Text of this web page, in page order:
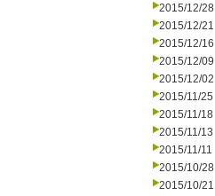
2015/12/28
2015/12/21
2015/12/16
2015/12/09
2015/12/02
2015/11/25
2015/11/18
2015/11/13
2015/11/11
2015/10/28
2015/10/21